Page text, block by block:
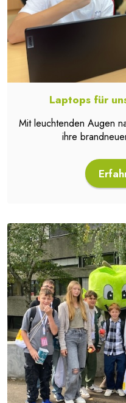
Laptops für
Mit leuchtenden Augen
ihre